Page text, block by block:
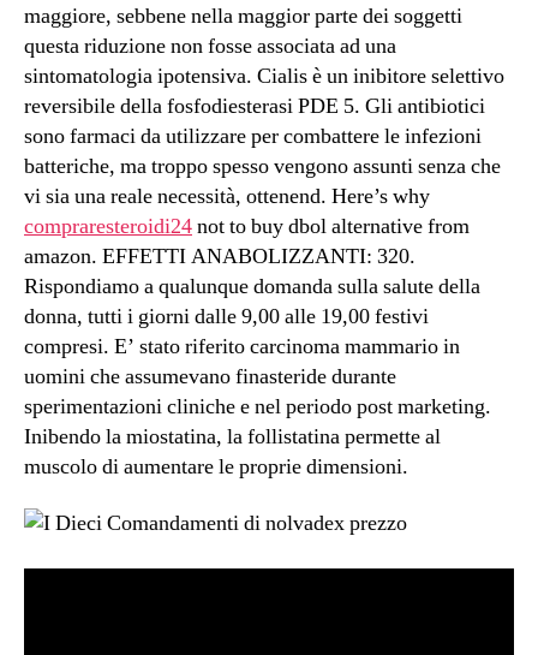
maggiore, sebbene nella maggior parte dei soggetti
questa riduzione non fosse associata ad una
sintomatologia ipotensiva. Cialis è un inibitore selettivo
reversibile della fosfodiesterasi PDE 5. Gli antibiotici
sono farmaci da utilizzare per combattere le infezioni
batteriche, ma troppo spesso vengono assunti senza che
vi sia una reale necessità, ottenend. Here’s why
compraresteroidi24not to buy dbol alternative from
amazon. EFFETTI ANABOLIZZANTI: 320.
Rispondiamo a qualunque domanda sulla salute della
donna, tutti i giorni dalle 9,00 alle 19,00 festivi
compresi. E’ stato riferito carcinoma mammario in
uomini che assumevano finasteride durante
sperimentazioni cliniche e nel periodo post marketing.
Inibendo la miostatina, la follistatina permette al
muscolo di aumentare le proprie dimensioni.